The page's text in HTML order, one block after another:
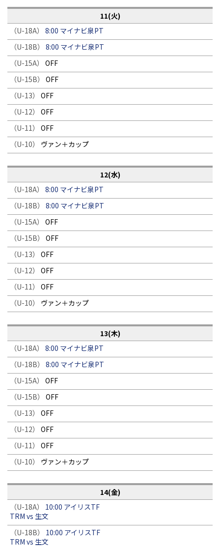
11(火)
（U-18A）
8:00 マイナビ泉PT
（U-18B）
8:00 マイナビ泉PT
（U-15A）
OFF
（U-15B）
OFF
（U-13）
OFF
（U-12）
OFF
（U-11）
OFF
（U-10）
ヴァン＋カップ
12(水)
（U-18A）
8:00 マイナビ泉PT
（U-18B）
8:00 マイナビ泉PT
（U-15A）
OFF
（U-15B）
OFF
（U-13）
OFF
（U-12）
OFF
（U-11）
OFF
（U-10）
ヴァン＋カップ
13(木)
（U-18A）
8:00 マイナビ泉PT
（U-18B）
8:00 マイナビ泉PT
（U-15A）
OFF
（U-15B）
OFF
（U-13）
OFF
（U-12）
OFF
（U-11）
OFF
（U-10）
ヴァン＋カップ
14(金)
（U-18A）
10:00 アイリスTF
TRM vs 生文
（U-18B）
10:00 アイリスTF
TRM vs 生文